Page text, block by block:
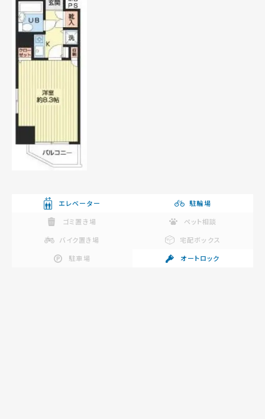
エレベーター
駐輪場
ゴミ置き場
ペット相談
バイク置き場
宅配ボックス
駐車場
オートロック